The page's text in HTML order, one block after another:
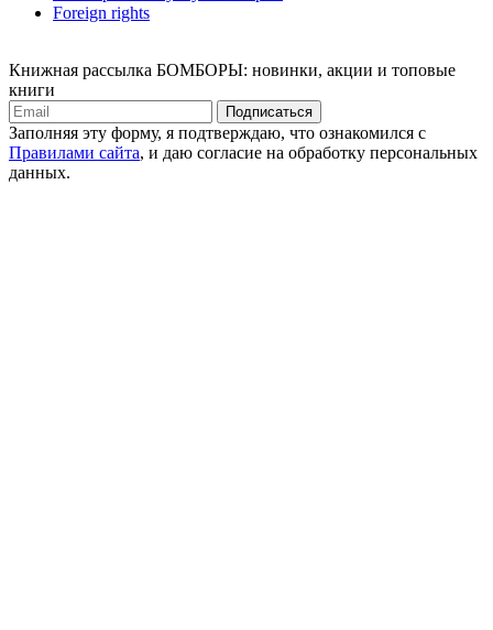
Foreign rights
Книжная рассылка БОМБОРЫ: новинки, акции и топовые
книги
Подписаться
Заполняя эту форму, я подтверждаю, что ознакомился с
Правилами сайта, и даю согласие на обработку персональных
данных.